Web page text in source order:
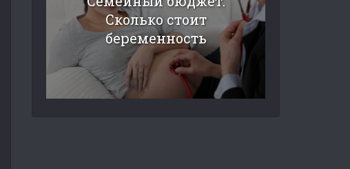
Сколько стоит
беременность